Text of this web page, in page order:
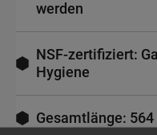
werden
NSF-zertifiziert:
Hygiene
Gesamtlänge: